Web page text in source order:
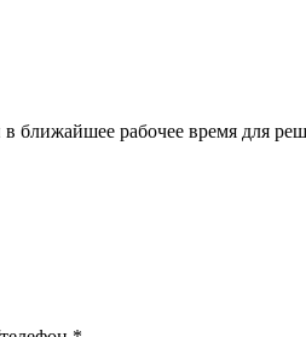
ближайшее рабочее время для